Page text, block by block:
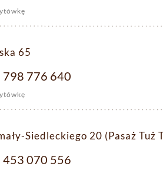
65
798 776 640
Siedleckiego 20 (Pasaż Tuż
453 070 556